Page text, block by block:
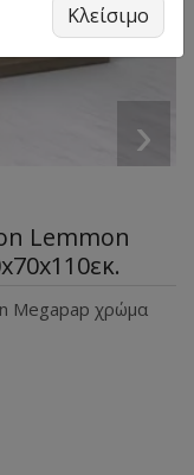
›
Lemmon
Megapap χρώμα
Κλείσιμο